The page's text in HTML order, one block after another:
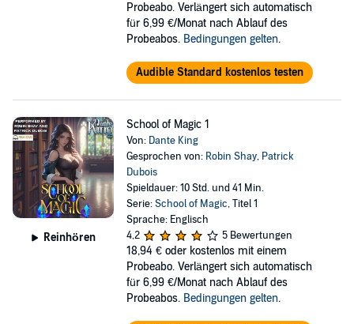
Probeabo. Verlängert sich automatisch
für 6,99 €/Monat nach Ablauf des
Probeabos. Bedingungen gelten.
Audible Standard kostenlos testen
Reinhören
School of Magic 1
Von: Dante King
Gesprochen von: Robin Shay, Patrick
Dubois
Spieldauer: 10 Std. und 41 Min.
Serie:School of Magic, Titel 1
Sprache: Englisch
4,2
5 Bewertungen
18,94 € oder kostenlos mit einem
Probeabo. Verlängert sich automatisch
für 6,99 €/Monat nach Ablauf des
Probeabos. Bedingungen gelten.